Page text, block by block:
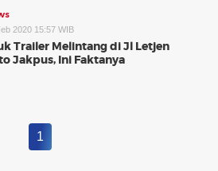
2020 15:57 WIB
Trailer Melintang di Jl Letjen
Jakpus, Ini Faktanya
1